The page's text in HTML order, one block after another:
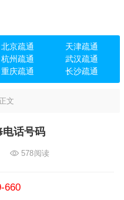
北京疏通
天津疏通
杭州疏通
武汉疏通
重庆疏通 长沙疏通
正文
电话号码
578阅读
660